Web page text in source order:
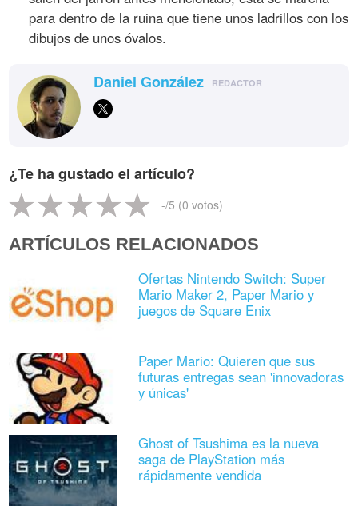
para dentro de la ruina que tiene unos ladrillos con los
dibujos de unos óvalos.
Daniel González REDACTOR
¿Te ha gustado el artículo?
-/5 (0 votos)
ARTÍCULOS RELACIONADOS
Ofertas Nintendo Switch: Super
Mario Maker 2, Paper Mario y
juegos de Square Enix
Paper Mario: Quieren que sus
futuras entregas sean 'innovadoras
y únicas'
Ghost of Tsushima es la nueva
saga de PlayStation más
rápidamente vendida